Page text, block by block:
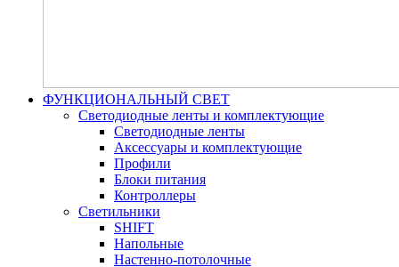
ФУНКЦИОНАЛЬНЫЙ СВЕТ
Светодиодные ленты и комплектующие
Светодиодные ленты
Аксессуары и комплектующие
Профили
Блоки питания
Контроллеры
Светильники
SHIFT
Напольные
Настенно-потолочные